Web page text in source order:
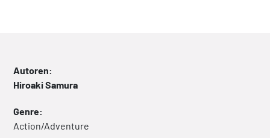
Autoren:
Hiroaki Samura
Genre:
Action/Adventure